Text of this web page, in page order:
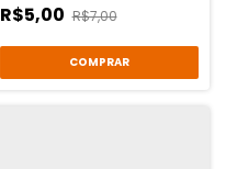
R$5,00 R$7,00